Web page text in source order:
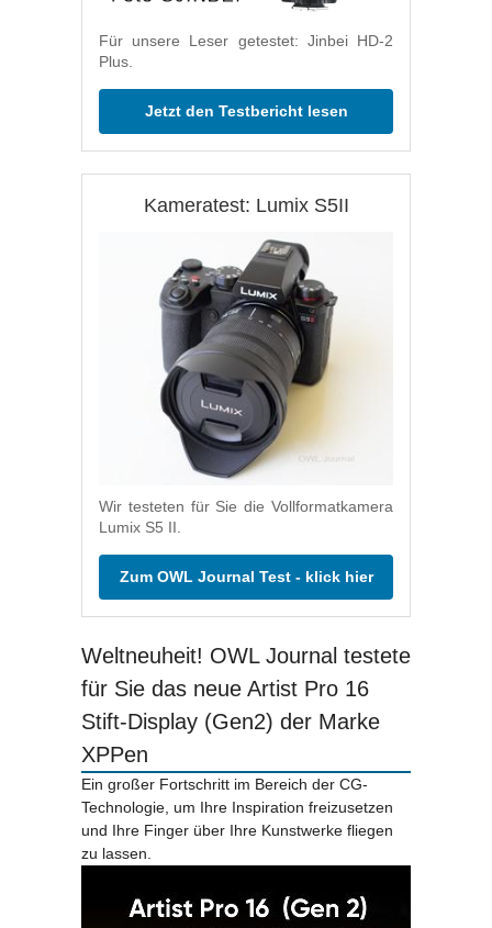
Für unsere Leser getestet: Jinbei HD-2
Plus.
Jetzt den Testbericht lesen
Kameratest: Lumix S5II
Wir testeten für Sie die Vollformatkamera
Lumix S5 II.
Zum OWL Journal Test - klick hier
Weltneuheit! OWL Journal testete
für Sie das neue Artist Pro 16
Stift-Display (Gen2) der Marke
XPPen
Ein großer Fortschritt im Bereich der CG-
Technologie, um Ihre Inspiration freizusetzen
und Ihre Finger über Ihre Kunstwerke fliegen
zu lassen.